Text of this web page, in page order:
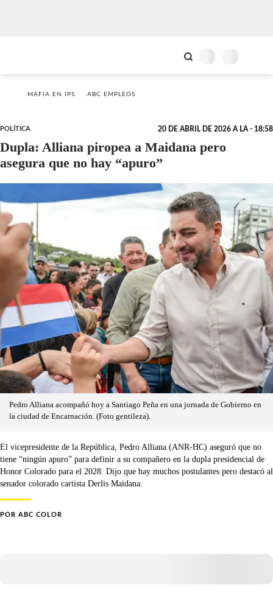
MAFIA EN IPS ABC EMPLEOS
POLÍTICA 20 DE ABRIL DE 2026 A LA - 18:58
Dupla: Alliana piropea a Maidana pero
asegura que no hay “apuro”
Pedro Alliana acompañó hoy a Santiago Peña en una jornada de Gobierno en
la ciudad de Encarnación. (Foto gentileza).
El vicepresidente de la República, Pedro Alliana (ANR-HC) aseguró que no
tiene “ningún apuro” para definir a su compañero en la dupla presidencial de
Honor Colorado para el 2028. Dijo que hay muchos postulantes pero destacó al
senador colorado cartista Derlis Maidana.
POR ABC COLOR